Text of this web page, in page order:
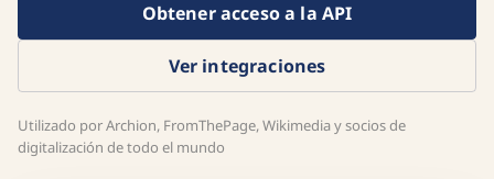
Obtener acceso a la API
Ver integraciones
Utilizado por Archion, FromThePage, Wikimedia y socios de
digitalización de todo el mundo